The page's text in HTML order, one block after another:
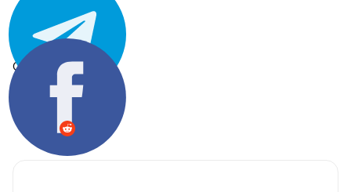
Chia sẻ: